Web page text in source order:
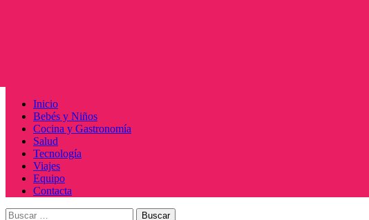
Menú
principal
Inicio
Bebés y Niños
Cocina y Gastronomía
Salud
Tecnología
Viajes
Equipo
Contacta
Buscar: